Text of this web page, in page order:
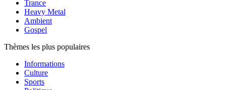
Trance
Heavy Metal
Ambient
Gospel
Thèmes les plus populaires
Informations
Culture
Sports